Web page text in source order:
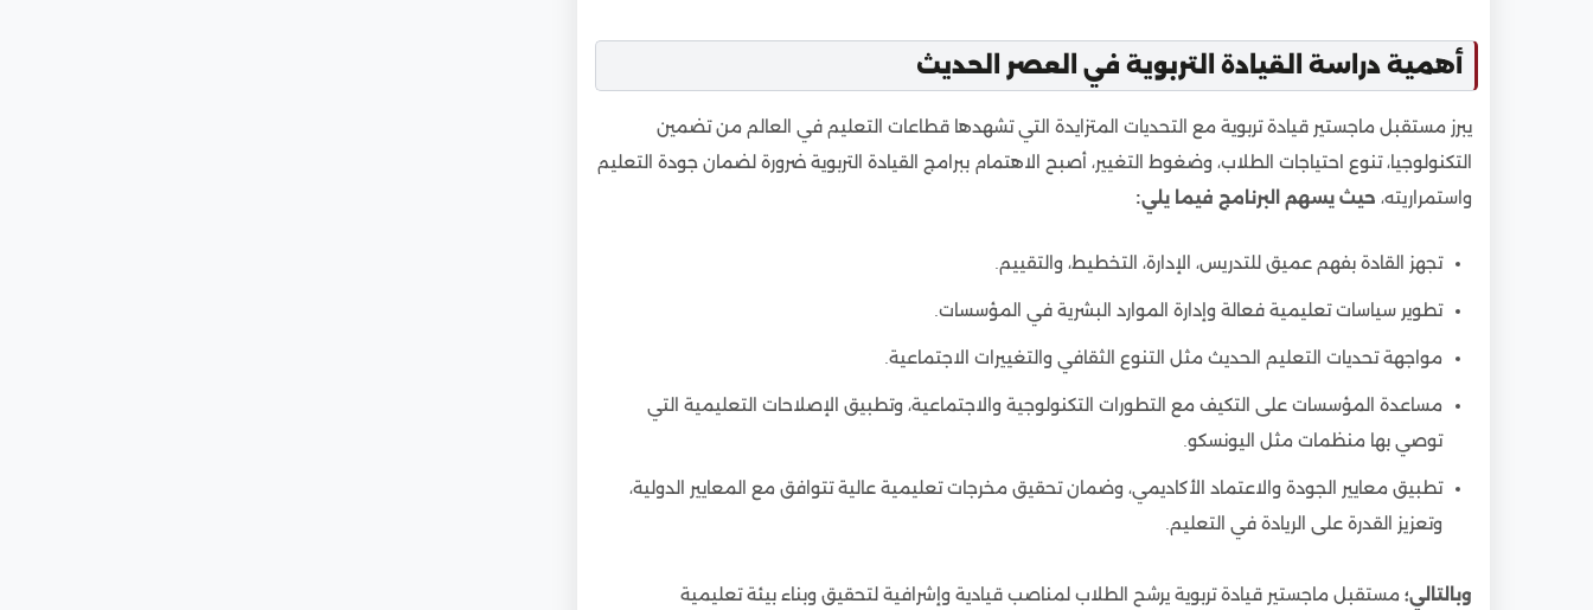
أهمية دراسة القيادة التربوية في العصر الحديث
يبرز مستقبل ماجستير قيادة تربوية مع التحديات المتزايدة التي تشهدها قطاعات التعليم في العالم من تضمين
التكنولوجيا، تنوع احتياجات الطلاب، وضغوط التغيير، أصبح الاهتمام ببرامج القيادة التربوية ضرورة لضمان جودة التعليم
واستمراريته، حيث يسهم البرنامج فيما يلي:
تجهز القادة بفهم عميق للتدريس، الإدارة، التخطيط، والتقييم.
تطوير سياسات تعليمية فعالة وإدارة الموارد البشرية في المؤسسات.
مواجهة تحديات التعليم الحديث مثل التنوع الثقافي والتغييرات الاجتماعية.
مساعدة المؤسسات على التكيف مع التطورات التكنولوجية والاجتماعية، وتطبيق الإصلاحات التعليمية التي
توصي بها منظمات مثل اليونسكو.
تطبيق معايير الجودة والاعتماد الأكاديمي، وضمان تحقيق مخرجات تعليمية عالية تتوافق مع المعايير الدولية،
وتعزيز القدرة على الريادة في التعليم.
وبالتالي؛ مستقبل ماجستير قيادة تربوية يرشح الطلاب لمناصب قيادية وإشرافية لتحقيق وبناء بيئة تعليمية